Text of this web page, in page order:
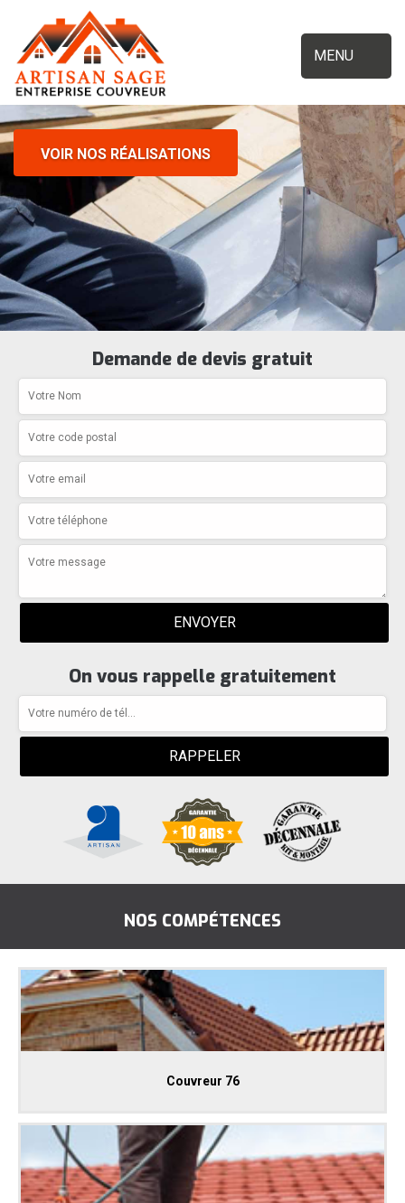
MENU
VOIR NOS RÉALISATIONS
Demande de devis gratuit
On vous rappelle gratuitement
NOS COMPÉTENCES
Couvreur 76